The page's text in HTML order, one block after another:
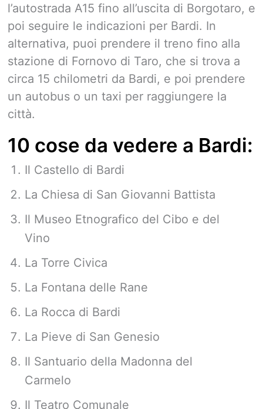
l’autostrada A15 fino all’uscita di Borgotaro, e
poi seguire le indicazioni per Bardi. In
alternativa, puoi prendere il treno fino alla
stazione di Fornovo di Taro, che si trova a
circa 15 chilometri da Bardi, e poi prendere
un autobus o un taxi per raggiungere la
città.
10 cose da vedere a Bardi:
Il Castello di Bardi
La Chiesa di San Giovanni Battista
Il Museo Etnografico del Cibo e del
Vino
La Torre Civica
La Fontana delle Rane
La Rocca di Bardi
La Pieve di San Genesio
Il Santuario della Madonna del
Carmelo
Il Teatro Comunale